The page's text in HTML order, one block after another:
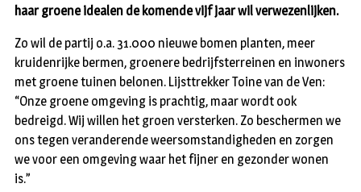
haar groene idealen de komende vijf jaar wil verwezenlijken.
Zo wil de partij o.a. 31.000 nieuwe bomen planten, meer
kruidenrijke bermen, groenere bedrijfsterreinen en inwoners
met groene tuinen belonen. Lijsttrekker Toine van de Ven:
“Onze groene omgeving is prachtig, maar wordt ook
bedreigd. Wij willen het groen versterken. Zo beschermen we
ons tegen veranderende weersomstandigheden en zorgen
we voor een omgeving waar het fijner en gezonder wonen
is.”